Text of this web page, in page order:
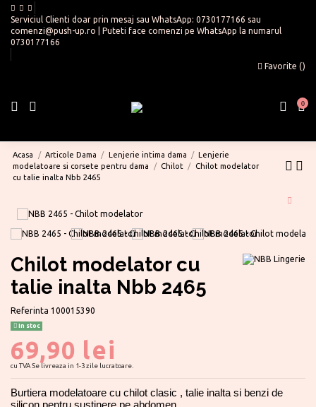
Serviciul Clienti doar prin mesaj sau WhatsApp: 0730177166 sau
comenzi@push-up.ro | Puteti face comenzi pe WhatsApp la numarul
0730177166
Favorite ()
0
Acasa Articole Dama Lenjerie intima dama
Lenjerie
modelatoare si corsete pentru dama
Chilot
Chilot modelator
cu talie inalta Nbb 2465
Chilot modelator cu
talie inalta Nbb 2465
Referinta 100015390
In stoc
69,90 lei
cu TVASe livreaza in 1-3 zile lucratoare.
Burtiera modelatoare cu chilot clasic , talie inalta si benzi de
silicon pentru sustinere pe abdomen.